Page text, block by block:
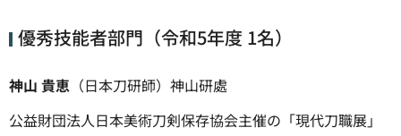
優秀技能者部門（令和5年度 1名）
神山 貴恵 （日本刀研師）神山研處
公益財団法人日本美術刀剣保存協会主催の「現代刀職展」